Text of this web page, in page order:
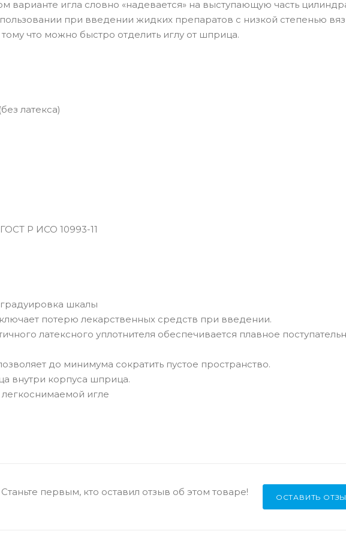
варианте игла словно «надевается» на выступающую часть
при введении жидких препаратов с низкой степенью
что можно быстро отделить иглу от шприца.
латекса)
Р ИСО 10993-11
шкалы
потерю лекарственных средств при введении.
латексного уплотнителя обеспечивается плавное
до минимума сократить пустое пространство.
внутри корпуса шприца.
игле
ОСТАВИТЬ
первым, кто оставил отзыв об этом товаре!